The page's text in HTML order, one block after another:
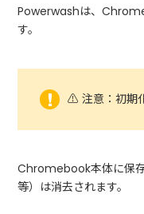
Powerwashは、
す。
⚠ 注意：初期
Chromebook本体に保
等）は消去されます。